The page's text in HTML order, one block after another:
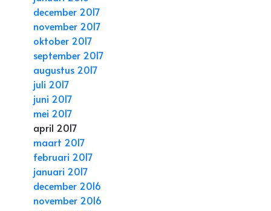
december 2017
november 2017
oktober 2017
september 2017
augustus 2017
juli 2017
juni 2017
mei 2017
april 2017
maart 2017
februari 2017
januari 2017
december 2016
november 2016